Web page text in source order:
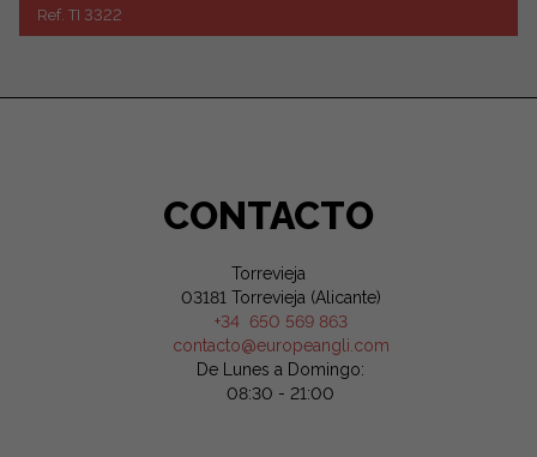
Ref. TI 3322
CONTACTO
Torrevieja
03181 Torrevieja (Alicante)
+34 650 569 863
contacto@europeangli.com
De Lunes a Domingo:
08:30 - 21:00